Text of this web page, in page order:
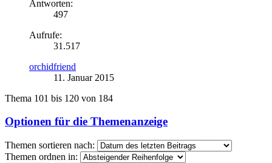
Antworten:
497
Aufrufe:
31.517
orchidfriend
11. Januar 2015
Thema 101 bis 120 von 184
Optionen für die Themenanzeige
Themen sortieren nach:
Themen ordnen in: